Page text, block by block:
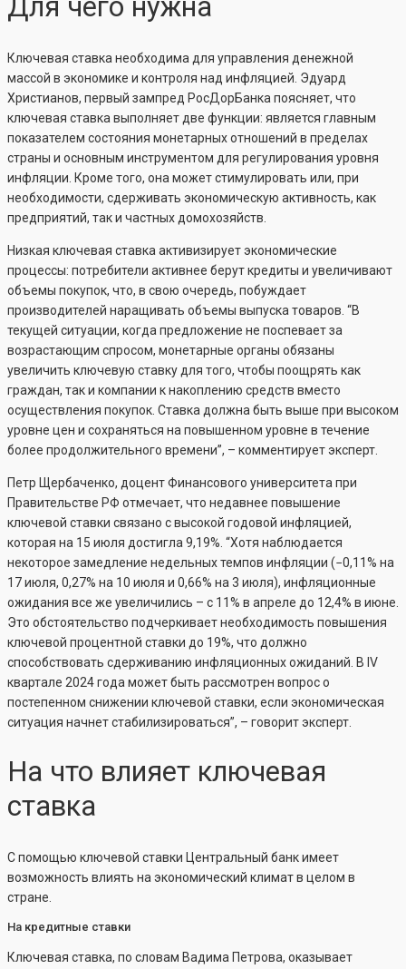
Ключевая ставка необходима для управления денежной
массой в экономике и контроля над инфляцией. Эдуард
Христианов, первый зампред РосДорБанка поясняет, что
ключевая ставка выполняет две функции: является главным
показателем состояния монетарных отношений в пределах
страны и основным инструментом для регулирования уровня
инфляции. Кроме того, она может стимулировать или, при
необходимости, сдерживать экономическую активность, как
предприятий, так и частных домохозяйств.
Низкая ключевая ставка активизирует экономические
процессы: потребители активнее берут кредиты и увеличивают
объемы покупок, что, в свою очередь, побуждает
производителей наращивать объемы выпуска товаров. “В
текущей ситуации, когда предложение не поспевает за
возрастающим спросом, монетарные органы обязаны
увеличить ключевую ставку для того, чтобы поощрять как
граждан, так и компании к накоплению средств вместо
осуществления покупок. Ставка должна быть выше при высоком
уровне цен и сохраняться на повышенном уровне в течение
более продолжительного времени”, – комментирует эксперт.
Петр Щербаченко, доцент Финансового университета при
Правительстве РФ отмечает, что недавнее повышение
ключевой ставки связано с высокой годовой инфляцией,
которая на 15 июля достигла 9,19%. “Хотя наблюдается
некоторое замедление недельных темпов инфляции (−0,11% на
17 июля, 0,27% на 10 июля и 0,66% на 3 июля), инфляционные
ожидания все же увеличились – с 11% в апреле до 12,4% в июне.
Это обстоятельство подчеркивает необходимость повышения
ключевой процентной ставки до 19%, что должно
способствовать сдерживанию инфляционных ожиданий. В IV
квартале 2024 года может быть рассмотрен вопрос о
постепенном снижении ключевой ставки, если экономическая
ситуация начнет стабилизироваться”, – говорит эксперт.
На что влияет ключевая
ставка
С помощью ключевой ставки Центральный банк имеет
возможность влиять на экономический климат в целом в
стране.
На кредитные ставки
Ключевая ставка, по словам Вадима Петрова, оказывает